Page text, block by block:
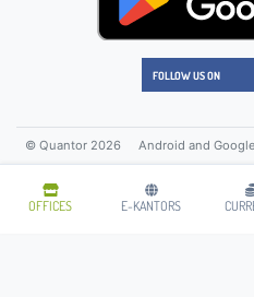
OFFICES E-KANTORS
© Quantor 2026 Android and